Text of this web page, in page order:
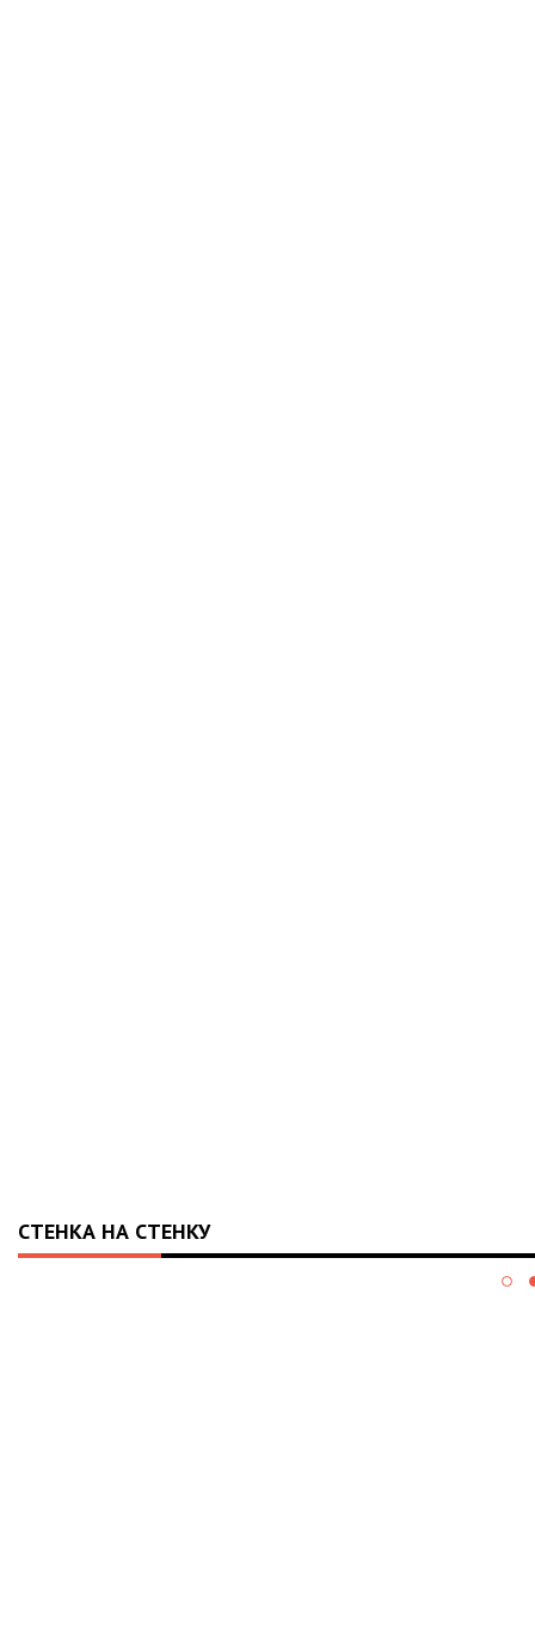
СТЕНКА НА СТЕНКУ